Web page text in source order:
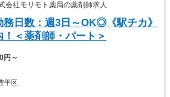
社モリモト薬局の薬剤師求人
務日数：週3日～OK◎《駅チカ》
＜薬剤師・パート＞
円～
平区